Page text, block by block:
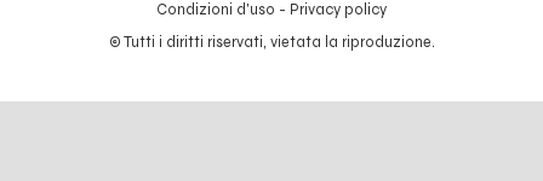
Condizioni d'uso - Privacy policy
© Tutti i diritti riservati, vietata la riproduzione.